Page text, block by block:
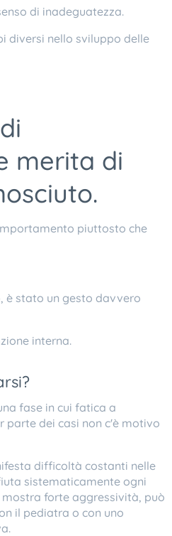
di inadeguatezza.
diversi nello sviluppo delle
merita di
piuttosto che
è stato un gesto davvero
interna.
fase in cui fatica a
parte dei casi non c'è motivo
difficoltà costanti nelle
sistematicamente ogni
forte aggressività, può
il pediatra o con uno